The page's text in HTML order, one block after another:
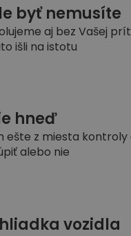
byť nemusíte
aj bez Vašej
išli na istotu
hneď
ešte z miesta kontroly
alebo nie
vozidla